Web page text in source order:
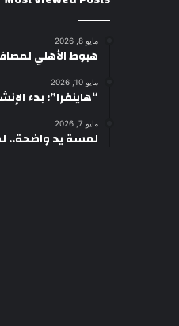
مايو 8, 2026
هبوط الأهلي
مايو 10, 2026
“هاينفرا”: بدء
مايو 7, 2026
لمسة يد واضحة..